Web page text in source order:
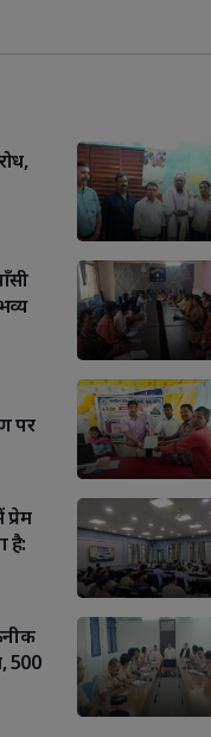
पर
है:
500
Sagittarius